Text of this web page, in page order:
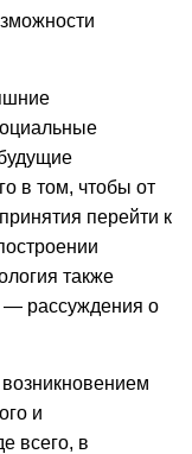
в том, чтобы от
перейти к
также
— рассуждения о
и
всего, в